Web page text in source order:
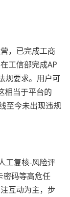
，已完成工商
工信部完成AP
规要求。用户可
相当于平台的
至今未出现违规
工复核-风险评
密码等高危任
互动为主，步